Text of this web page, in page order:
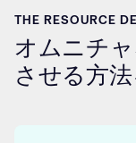
THE RESOURCE
オムニチ
させる方